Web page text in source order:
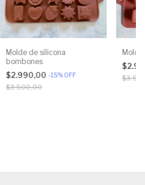
Molde de silicona
bombones
$2.990,00 -15%OFF
$3.500,00
Molde